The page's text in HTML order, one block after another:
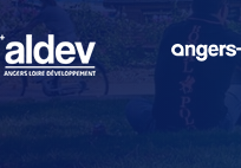
, Ouvre une